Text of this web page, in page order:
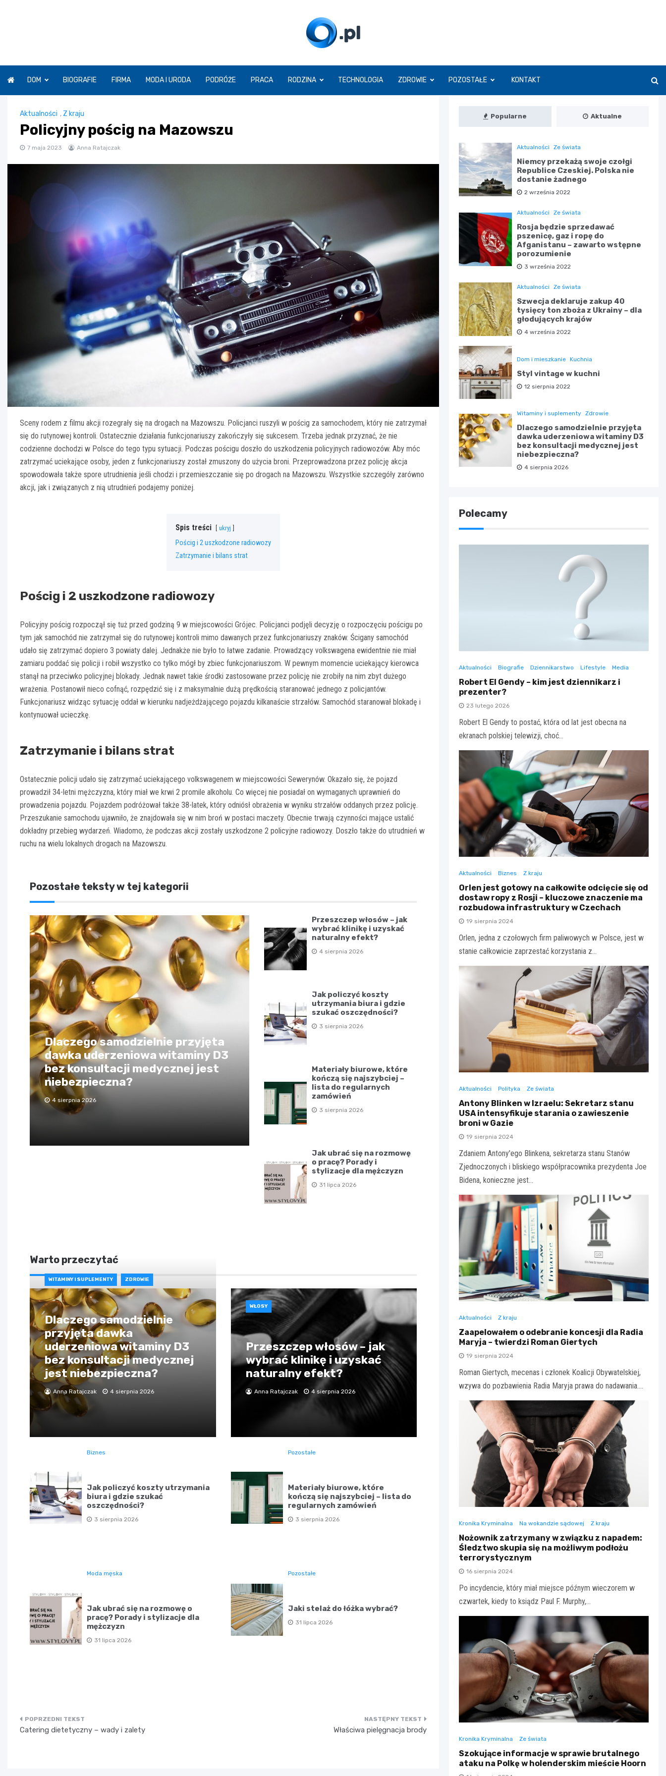
O.pl
DOM BIOGRAFIE FIRMA MODA I URODA PODRÓŻE PRACA RODZINA TECHNOLOGIA ZDROWIE POZOSTAŁE KONTAKT
Aktualności , Z kraju
Policyjny pościg na Mazowszu
7 maja 2023 Anna Ratajczak
Sceny rodem z filmu akcji rozegrały się na drogach na Mazowszu. Policjanci ruszyli w pościg za samochodem, który nie zatrzymał
się do rutynowej kontroli. Ostatecznie działania funkcjonariuszy zakończyły się sukcesem. Trzeba jednak przyznać, że nie
codzienne dochodzi w Polsce do tego typu sytuacji. Podczas pościgu doszło do uszkodzenia policyjnych radiowozów. Aby móc
zatrzymać uciekające osoby, jeden z funkcjonariuszy został zmuszony do użycia broni. Przeprowadzona przez policję akcja
spowodowała także spore utrudnienia jeśli chodzi i przemieszczanie się po drogach na Mazowszu. Wszystkie szczegóły zarówno
akcji, jak i związanych z nią utrudnień podajemy poniżej.
Spis treści ukryj
Pościg i 2 uszkodzone radiowozy
Zatrzymanie i bilans strat
Pościg i 2 uszkodzone radiowozy
Policyjny pościg rozpoczął się tuż przed godziną 9 w miejscowości Grójec. Policjanci podjęli decyzję o rozpoczęciu pościgu po
tym jak samochód nie zatrzymał się do rutynowej kontroli mimo dawanych przez funkcjonariuszy znaków. Ścigany samochód
udało się zatrzymać dopiero 3 powiaty dalej. Jednakże nie było to łatwe zadanie. Prowadzący volkswagena ewidentnie nie miał
zamiaru poddać się policji i robił wszystko co tylko mógł by zbiec funkcjonariuszom. W pewnym momencie uciekający kierowca
stanął na przeciwko policyjnej blokady. Jednak nawet takie środki zastosowane przez policję nie zrobiły na nim zbyt dużego
wrażenia. Postanowił nieco cofnąć, rozpędzić się i z maksymalnie dużą prędkością staranować jednego z policjantów.
Funkcjonariusz widząc sytuację oddał w kierunku nadjeżdżającego pojazdu kilkanaście strzałów. Samochód staranował blokadę i
kontynuował ucieczkę.
Zatrzymanie i bilans strat
Ostatecznie policji udało się zatrzymać uciekającego volkswagenem w miejscowości Sewerynów. Okazało się, że pojazd
prowadził 34-letni mężczyzna, który miał we krwi 2 promile alkoholu. Co więcej nie posiadał on wymaganych uprawnień do
prowadzenia pojazdu. Pojazdem podróżował także 38-latek, który odniósł obrażenia w wyniku strzałów oddanych przez policję.
Przeszukanie samochodu ujawniło, że znajdowała się w nim broń w postaci maczety. Obecnie trwają czynności mające ustalić
dokładny przebieg wydarzeń. Wiadomo, że podczas akcji zostały uszkodzone 2 policyjne radiowozy. Doszło także do utrudnień w
ruchu na wielu lokalnych drogach na Mazowszu.
Pozostałe teksty w tej kategorii
Dlaczego samodzielnie przyjęta
dawka uderzeniowa witaminy D3
bez konsultacji medycznej jest
niebezpieczna?
4 sierpnia 2026
Przeszczep włosów – jak
wybrać klinikę i uzyskać
naturalny efekt?
4 sierpnia 2026
Jak policzyć koszty
utrzymania biura i gdzie
szukać oszczędności?
3 sierpnia 2026
Materiały biurowe, które
kończą się najszybciej –
lista do regularnych
zamówień
3 sierpnia 2026
Jak ubrać się na rozmowę
o pracę? Porady i
stylizacje dla mężczyzn
31 lipca 2026
Warto przeczytać
WITAMINY I SUPLEMENTY ZDROWIE
Dlaczego samodzielnie
przyjęta dawka
uderzeniowa witaminy D3
bez konsultacji medycznej
jest niebezpieczna?
Anna Ratajczak 4 sierpnia 2026
WŁOSY
Przeszczep włosów – jak
wybrać klinikę i uzyskać
naturalny efekt?
Anna Ratajczak 4 sierpnia 2026
Biznes
Jak policzyć koszty utrzymania
biura i gdzie szukać
oszczędności?
3 sierpnia 2026
Pozostałe
Materiały biurowe, które
kończą się najszybciej – lista do
regularnych zamówień
3 sierpnia 2026
Moda męska
Jak ubrać się na rozmowę o
pracę? Porady i stylizacje dla
mężczyzn
31 lipca 2026
Pozostałe
Jaki stelaż do łóżka wybrać?
31 lipca 2026
Nawigacja
Catering dietetyczny – wady i zalety Właściwa pielęgnacja brody
Popularne Aktualne
Aktualności Ze świata
Niemcy przekażą swoje czołgi
Republice Czeskiej. Polska nie
dostanie żadnego
2 września 2022
Aktualności Ze świata
Rosja będzie sprzedawać
pszenicę, gaz i ropę do
Afganistanu – zawarto wstępne
porozumienie
3 września 2022
Aktualności Ze świata
Szwecja deklaruje zakup 40
tysięcy ton zboża z Ukrainy – dla
głodujących krajów
4 września 2022
Dom i mieszkanie Kuchnia
Styl vintage w kuchni
12 sierpnia 2022
Witaminy i suplementy Zdrowie
Dlaczego samodzielnie przyjęta
dawka uderzeniowa witaminy D3
bez konsultacji medycznej jest
niebezpieczna?
4 sierpnia 2026
Polecamy
Aktualności Biografie Dziennikarstwo Lifestyle Media
Robert El Gendy – kim jest dziennikarz i
prezenter?
23 lutego 2026
Robert El Gendy to postać, która od lat jest obecna na
ekranach polskiej telewizji, choć…
Aktualności Biznes Z kraju
Orlen jest gotowy na całkowite odcięcie się od
dostaw ropy z Rosji – kluczowe znaczenie ma
rozbudowa infrastruktury w Czechach
19 sierpnia 2024
Orlen, jedna z czołowych firm paliwowych w Polsce, jest w
stanie całkowicie zaprzestać korzystania z…
Aktualności Polityka Ze świata
Antony Blinken w Izraelu: Sekretarz stanu
USA intensyfikuje starania o zawieszenie
broni w Gazie
19 sierpnia 2024
Zdaniem Antony'ego Blinkena, sekretarza stanu Stanów
Zjednoczonych i bliskiego współpracownika prezydenta Joe
Bidena, konieczne jest…
Aktualności Z kraju
Zaapelowałem o odebranie koncesji dla Radia
Maryja – twierdzi Roman Giertych
19 sierpnia 2024
Roman Giertych, mecenas i członek Koalicji Obywatelskiej,
wzywa do pozbawienia Radia Maryja prawa do nadawania.…
Kronika Kryminalna Na wokandzie sądowej Z kraju
Nożownik zatrzymany w związku z napadem:
Śledztwo skupia się na możliwym podłożu
terrorystycznym
16 sierpnia 2024
Po incydencie, który miał miejsce późnym wieczorem w
czwartek, kiedy to ksiądz Paul F. Murphy,…
Kronika Kryminalna Ze świata
Szokujące informacje w sprawie brutalnego
ataku na Polkę w holenderskim mieście Hoorn